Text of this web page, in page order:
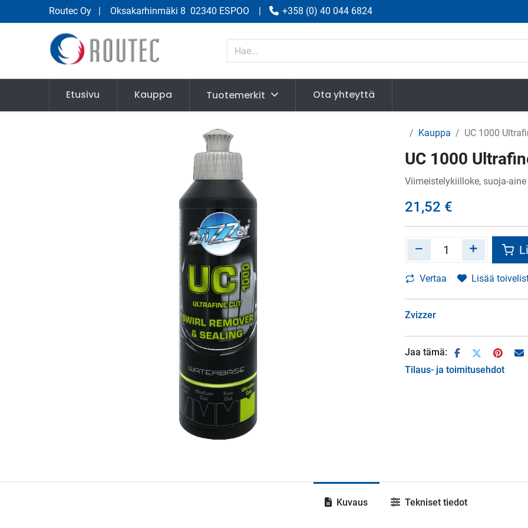
Routec Oy | Oksakarhinmäki 8 02340 ESPOO | +358 (0) 40 044 6824
Etusivu Kauppa Tuotemerkit Ota yhteyttä
Kauppa UC 1000
UC 1000
Viimeistelykiilloke, suoja-aine
21,52 €
Vertaa Lisää
Zvizzer
Jaa tämä:
Tilaus- ja toimitusehdot
Kuvaus Tekniset tiedot